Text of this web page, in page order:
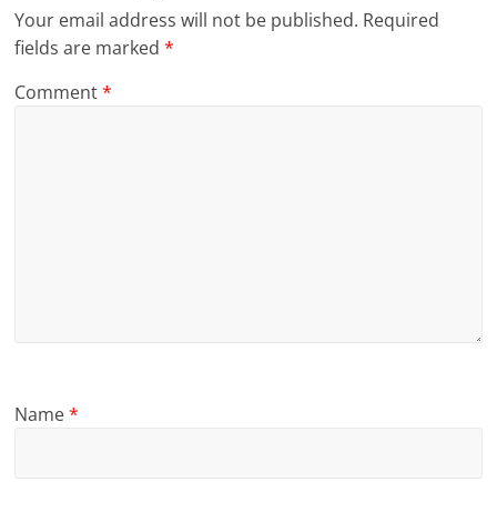
Your email address will not be published. Required
fields are marked*
Comment*
Name*